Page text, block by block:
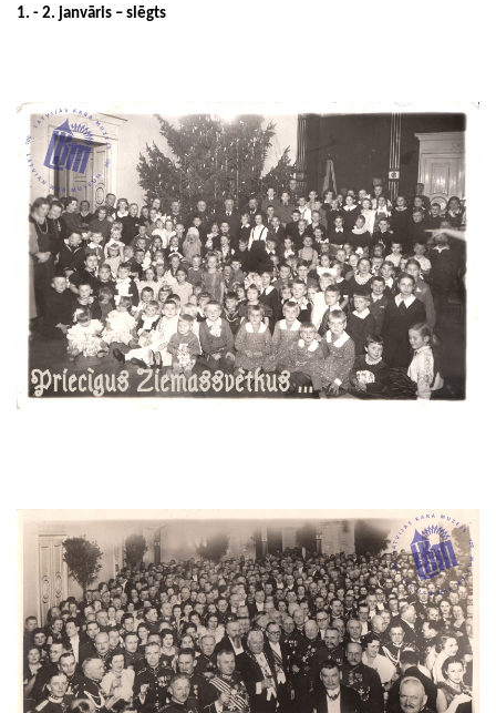
1. - 2. janvāris – slēgts
Image
Image